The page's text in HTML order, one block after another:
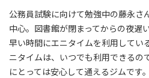
公務員試験に向けて勉強中の藤永さ
中心。図書館が閉まってからの夜遅
早い時間にエニタイムを利用してい
ニタイムは、いつでも利用できるの
にとっては安心して通えるジムです。